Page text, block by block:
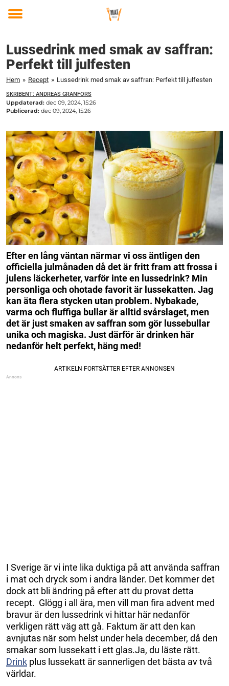
Toggle
Lussedrink med smak av saffran:
Perfekt till julfesten
Hem » Recept » Lussedrink med smak av saffran: Perfekt till julfesten
SKRIBENT: ANDREAS GRANFORS
Uppdaterad: dec 09, 2024, 15:26
Publicerad: dec 09, 2024, 15:26
Efter en lång väntan närmar vi oss äntligen den
officiella julmånaden då det är fritt fram att frossa i
julens läckerheter, varför inte en lussedrink? Min
personliga och ohotade favorit är lussekatten. Jag
kan äta flera stycken utan problem. Nybakade,
varma och fluffiga bullar är alltid svårslaget, men
det är just smaken av saffran som gör lussebullar
unika och magiska. Just därför är drinken här
nedanför helt perfekt, häng med!
I Sverige är vi inte lika duktiga på att använda saffran
i mat och dryck som i andra länder. Det kommer det
dock att bli ändring på efter att du provat detta
recept. Glögg i all ära, men vill man fira advent med
bravur är den lussedrink vi hittar här nedanför
verkligen rätt väg att gå. Faktum är att den kan
avnjutas när som helst under hela december, då den
smakar som lussekatt i ett glas.Ja, du läste rätt.
Drink plus lussekatt är sannerligen det bästa av två
världar.